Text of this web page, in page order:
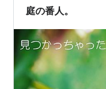
庭の番人。